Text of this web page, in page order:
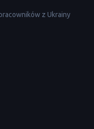
z Ukrainy